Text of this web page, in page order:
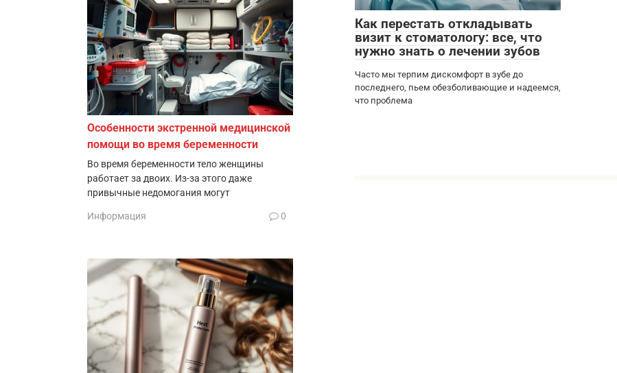
Как перестать откладывать
визит к стоматологу: все, что
нужно знать о лечении зубов
Часто мы терпим дискомфорт в зубе до
последнего, пьем обезболивающие и надеемся,
что проблема
Особенности экстренной медицинской
помощи во время беременности
Во время беременности тело женщины
работает за двоих. Из-за этого даже
привычные недомогания могут
Информация 0